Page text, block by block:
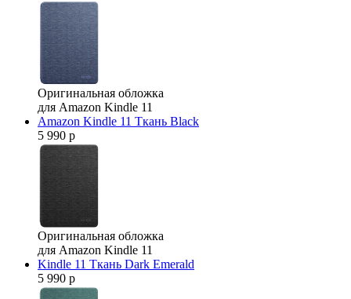
Оригинальная обложка
для Amazon Kindle 11
Amazon Kindle 11 Ткань Black
5 990 р
Оригинальная обложка
для Amazon Kindle 11
Kindle 11 Ткань Dark Emerald
5 990 р